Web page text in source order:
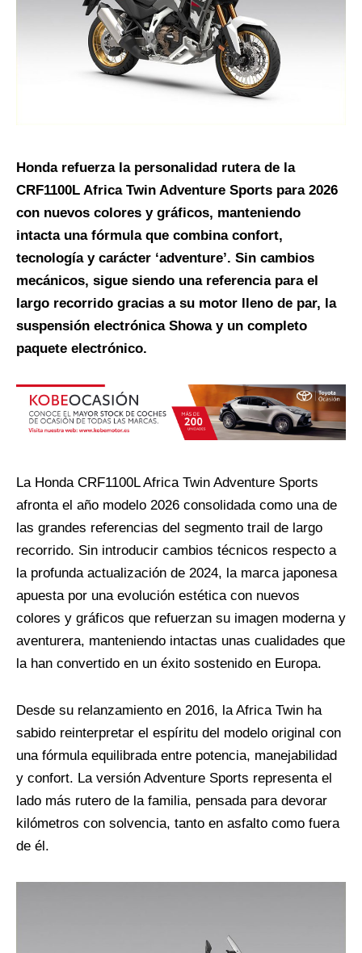
Honda refuerza la personalidad rutera de la
CRF1100L Africa Twin Adventure Sports para 2026
con nuevos colores y gráficos, manteniendo
intacta una fórmula que combina confort,
tecnología y carácter ‘adventure’. Sin cambios
mecánicos, sigue siendo una referencia para el
largo recorrido gracias a su motor lleno de par, la
suspensión electrónica Showa y un completo
paquete electrónico.
La Honda CRF1100L Africa Twin Adventure Sports
afronta el año modelo 2026 consolidada como una de
las grandes referencias del segmento trail de largo
recorrido. Sin introducir cambios técnicos respecto a
la profunda actualización de 2024, la marca japonesa
apuesta por una evolución estética con nuevos
colores y gráficos que refuerzan su imagen moderna y
aventurera, manteniendo intactas unas cualidades que
la han convertido en un éxito sostenido en Europa.
Desde su relanzamiento en 2016, la Africa Twin ha
sabido reinterpretar el espíritu del modelo original con
una fórmula equilibrada entre potencia, manejabilidad
y confort. La versión Adventure Sports representa el
lado más rutero de la familia, pensada para devorar
kilómetros con solvencia, tanto en asfalto como fuera
de él.